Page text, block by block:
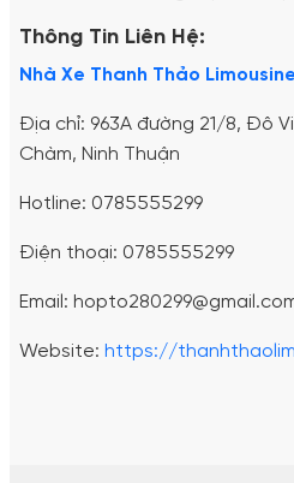
Thông Tin Liên Hệ:
Nhà Xe Thanh Thảo Limousine
Địa chỉ: 963A đường 21/8, Đô
Chàm, Ninh Thuận
Hotline: 0785555299
Điện thoại: 0785555299
Email:
Website: https://